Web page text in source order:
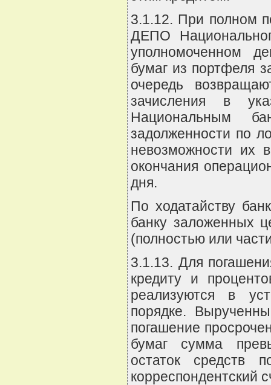
3.1.12. При полном
ДЕПО
уполномоченном
бумаг из портфеля
очередь
зачисления в
Национальным
задолженности по
невозможности их
окончания
дня.
По ходатайству
банку заложенных
(полностью или
3.1.13. Для
кредиту и
реализуются в
порядке.
погашение
бумаг сумма
остаток средств
корреспондентский